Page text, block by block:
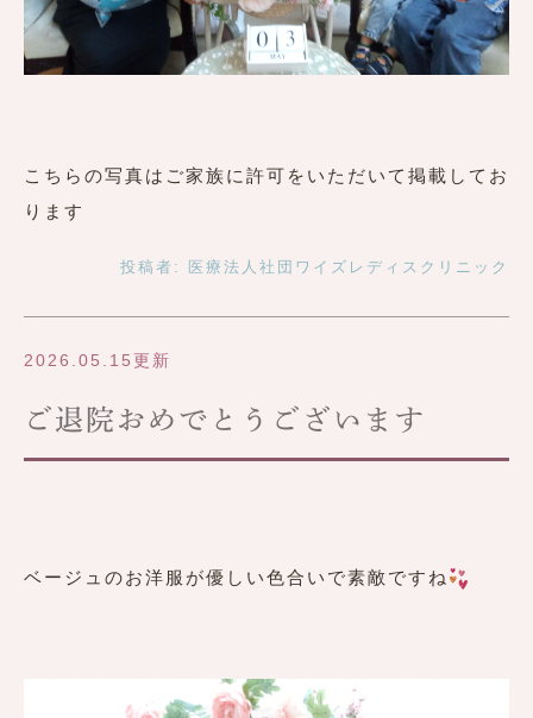
こちらの写真はご家族に許可をいただいて掲載してお
ります
投稿者: 医療法人社団ワイズレディスクリニック
2026.05.15更新
ご退院おめでとうございます
ベージュのお洋服が優しい色合いで素敵ですね